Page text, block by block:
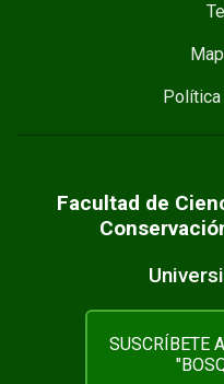
Facultad de
SUSCRÍBETE